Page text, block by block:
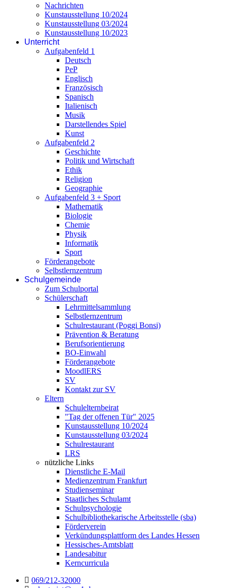
Nachrichten
Kunstausstellung 10/2024
Kunstausstellung 03/2024
Kunstausstellung 10/2023
Unterricht
Aufgabenfeld 1
Deutsch
PeP
Englisch
Französisch
Spanisch
Italienisch
Musik
Darstellendes Spiel
Kunst
Aufgabenfeld 2
Geschichte
Politik und Wirtschaft
Ethik
Religion
Geographie
Aufgabenfeld 3 + Sport
Mathematik
Biologie
Chemie
Physik
Informatik
Sport
Förderangebote
Selbstlernzentrum
Schulgemeinde
Zum Schulportal
Schülerschaft
Lehrmittelsammlung
Selbstlernzentrum
Schulrestaurant (Poggi Bonsi)
Prävention & Beratung
Berufsorientierung
BO-Einwahl
Förderangebote
MoodlERS
SV
Kontakt zur SV
Eltern
Schulelternbeirat
"Tag der offenen Tür" 2025
Kunstausstellung 10/2024
Kunstausstellung 03/2024
Schulrestaurant
LRS
nützliche Links
Dienstliche E-Mail
Medienzentrum Frankfurt
Studienseminar
Staatliches Schulamt
Schulpsychologie
Schulbibliothekarische Arbeitsstelle (sba)
Förderverein
Verkündungsplattform des Landes Hessen
Hessisches-Amtsblatt
Landesabitur
Kerncurricula
069/212-32000